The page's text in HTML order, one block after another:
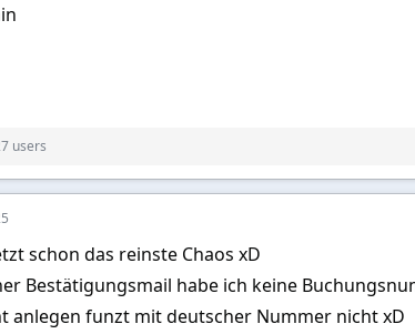
users
schon das reinste Chaos xD
Bestätigungsmail habe ich keine
anlegen funzt mit deutscher Nummer nicht xD